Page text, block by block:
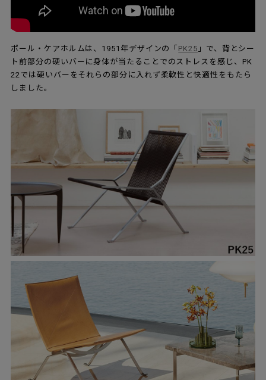
ポール・ケアホルムは、1951年デザインの「 PK25 」で、背とシー
ト前部分の硬いバーに身体が当たることでのストレスを感じ、PK
22では硬いバーをそれらの部分に入れず柔軟性と快適性をもたら
しました。